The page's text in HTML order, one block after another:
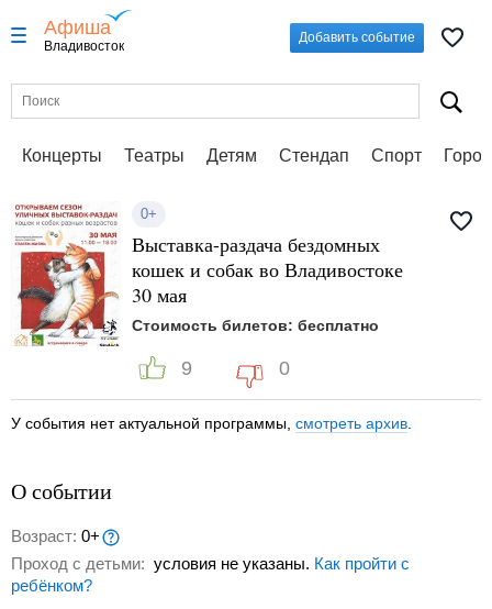
Афиша
Владивосток
Добавить событие
Концерты Театры Детям Стендап Спорт
0+
Выставка-раздача бездомных
кошек и собак во Владивостоке
30 мая
Стоимость билетов: бесплатно
9 0
У события нет актуальной программы, смотреть архив
О событии
Возраст: 0+
Проход с детьми: условия не указаны. Как пройти с
ребёнком?